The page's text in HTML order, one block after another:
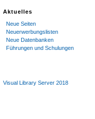
Aktuelles
Neue Seiten
Neuerwerbungslisten
Neue Datenbanken
Führungen und Schulungen
Visual Library Server 2018